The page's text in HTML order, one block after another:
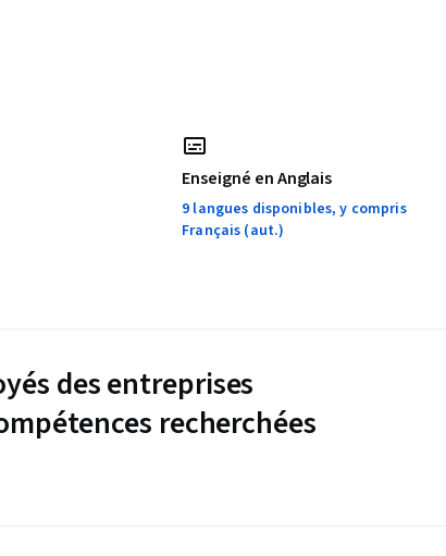
Enseigné en Anglais
9 langues disponibles, y compris
Français (aut.)
des entreprises
recherchées